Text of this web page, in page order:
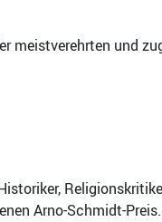
meistverehrten und
Arno-Schmidt-